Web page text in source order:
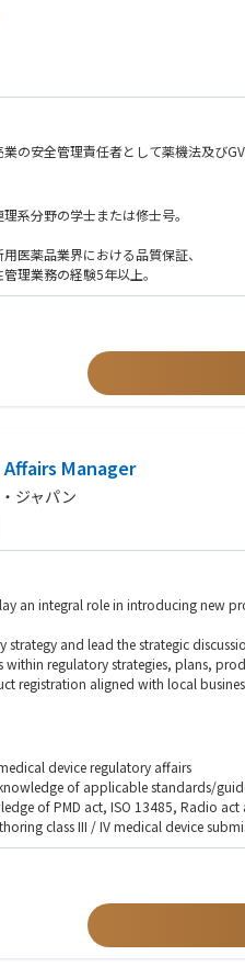
の安全管理責任者として薬機法及び
系分野の学士または修士号。
医薬品業界における品質保証、
理業務の経験5年以上。
Manager
ジャパン
an integral role in introducing new
strategy and lead the strategic
within regulatory strategies, plans,
registration aligned with local
approvals accordingly.
MHLW/PMDA and maintain a
document, QMS/FMR
and promotional material review.
activities.
improvement activities.
device regulatory affairs
of applicable standards/
of PMD act, ISO 13485, Radio act
class III / IV medical device
to prioritize to handle multiple tasks/
in a regulatory or technical